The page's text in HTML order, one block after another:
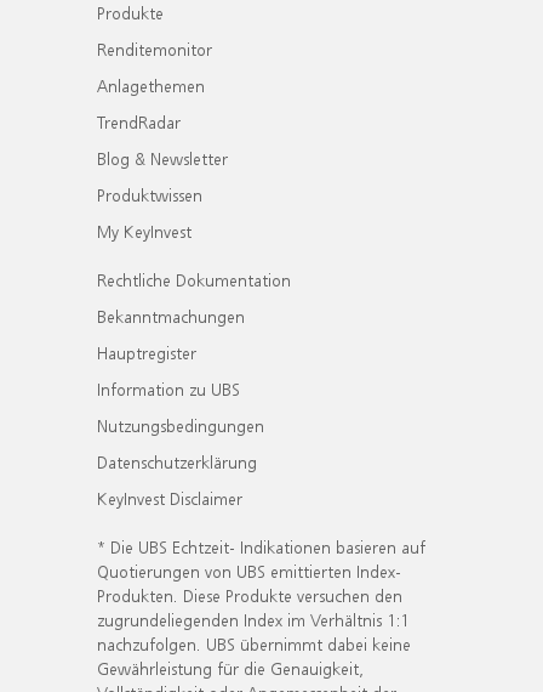
Produkte
Renditemonitor
Anlagethemen
TrendRadar
Blog & Newsletter
Produktwissen
My KeyInvest
Rechtliche Dokumentation
Bekanntmachungen
Hauptregister
Information zu UBS
Nutzungsbedingungen
Datenschutzerklärung
KeyInvest Disclaimer
* Die UBS Echtzeit- Indikationen basieren auf
Quotierungen von UBS emittierten Index-
Produkten. Diese Produkte versuchen den
zugrundeliegenden Index im Verhältnis 1:1
nachzufolgen. UBS übernimmt dabei keine
Gewährleistung für die Genauigkeit,